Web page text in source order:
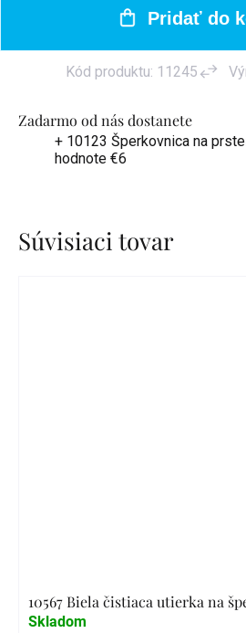
Zadarmo od nás dostanete
+ 10123 Šperkovnica na
hodnote €6
Pridať do
Kód produktu: 11245
Súvisiaci tovar
10567 Biela čistiaca utierka na
Skladom